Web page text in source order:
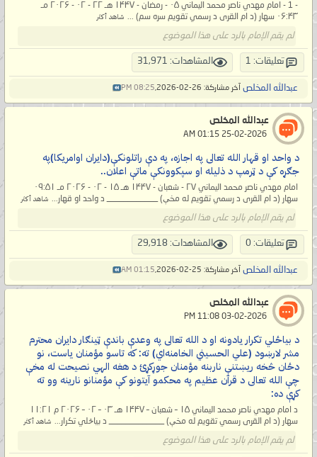
- 1 - امام مهدي ناصر محمد الیماني ۰۵ - رمضان - ۱۴۴۷ هـ ۲۲ - ۰۲ - ۲۰۲۶ مـ
۰۶:۴۳ سهار (د ام القری د رسمي تقویم سره سم) ...
شاهد أكثر
لم يقم الإمام بالرد على هذا الموضوع
تعليقات: 1 المشاهدات: 31,971
عبدالله المخلص آخر مشاركة: 26-02-2026, 08:25 PM
عبدالله المخلص
د واحد او قهار الله تعالی په اجازه، په دې راتلونکې(دایران اوامریکا)په
جګړه کې د ټرمپ د ذلیله او سپکوونکې ماتې اعلان..
امام مهدي ناصر محمد الیماني ۲۷ - شعبان - ۱۴۴۷ هـ ۱۵ - ۰۲ - ۲۰۲۶ مـ ۰۹:۵۱
سهار (د ام القرى د رسمي تقویم له مخې) ____________ د واحد او قهار... شاهد أكثر
لم يقم الإمام بالرد على هذا الموضوع
تعليقات: 0 المشاهدات: 29,918
عبدالله المخلص آخر مشاركة: 25-02-2026, 01:15 AM
عبدالله المخلص
د بیاځلي تکرار یادونه او د الله تعالی په وعدې باندې ټینګار دایران محترم
مشر لارښود (علي الحسيني الخامنه‌اي) ته: که تاسو مؤمنان یاست، نو
دځان څخه ریښتنې ناربنه مؤمنان جوړکړئ د هغه الهي نصیحت له مخې
چې الله تعالی د قرآن عظیم په محکمو آیتونو کې مؤمنانو نارینه وو ته
کړې ده:
د امام مهدي ناصر محمد اليماني ۱۵ – شعبان – ۱۴۴۷ هـ ۰۳ – ۰۲ – ۲۰۲۶ م ۱۱:۲۱
سهار (د ام القری رسمي تقويم له مخې) _____________ د بیاځلي تکرار... شاهد أكثر
لم يقم الإمام بالرد على هذا الموضوع